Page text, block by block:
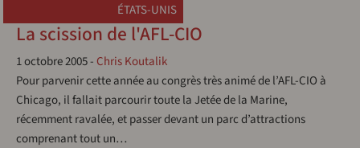
ÉTATS-UNIS
La scission de l'AFL-CIO
1 octobre 2005- Chris Koutalik
Pour parvenir cette année au congrès très animé de l’AFL-CIO à
Chicago, il fallait parcourir toute la Jetée de la Marine,
récemment ravalée, et passer devant un parc d’attractions
comprenant tout un…